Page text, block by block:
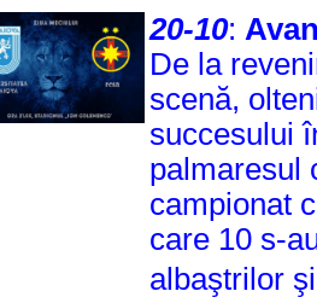
20-10:
De la
scenă,
succesului
palmaresul
campionat
care 10 s-
albaştrilor